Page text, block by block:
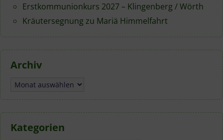
Erstkommunionkurs 2027 – Klingenberg / Wörth
Kräutersegnung zu Mariä Himmelfahrt
Archiv
Archiv
Kategorien